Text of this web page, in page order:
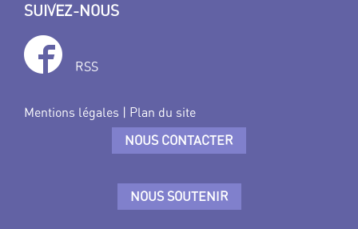
SUIVEZ-NOUS
RSS
Mentions légales | Plan du site
NOUS CONTACTER
NOUS SOUTENIR